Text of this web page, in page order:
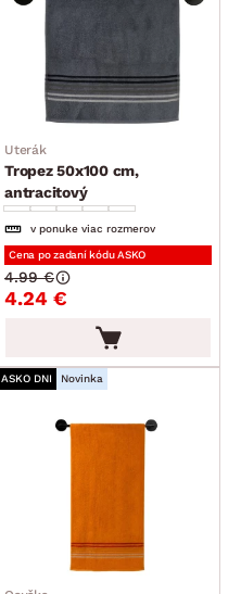
Uterák
Tropez 50x100 cm,
antracitový
v ponuke viac rozmerov
Cena po zadaní kódu ASKO
4.24 €
4.99 €
ASKO DNI Novinka